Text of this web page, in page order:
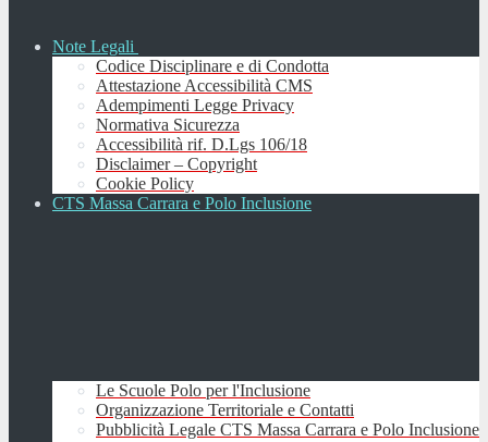
Note Legali
Codice Disciplinare e di Condotta
Attestazione Accessibilità CMS
Adempimenti Legge Privacy
Normativa Sicurezza
Accessibilità rif. D.Lgs 106/18
Disclaimer – Copyright
Cookie Policy
CTS Massa Carrara e Polo Inclusione
Le Scuole Polo per l'Inclusione
Organizzazione Territoriale e Contatti
Pubblicità Legale CTS Massa Carrara e Polo Inclusione